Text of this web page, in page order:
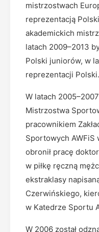
mistrzostwach
reprezentacją
akademickich
latach 2009–2013
Polski juniorów, w
reprezentacji Polski.
W latach
Mistrzostwa
pracownikiem
Sportowych AWFiS
obronił pracę
w piłkę ręczną
ekstraklasy
Czerwińskiego,
w Katedrze Sportu
W 2006 został